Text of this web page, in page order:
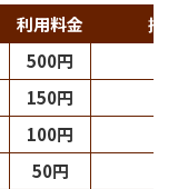
利用料金
摘
500円
150円
100円
50円